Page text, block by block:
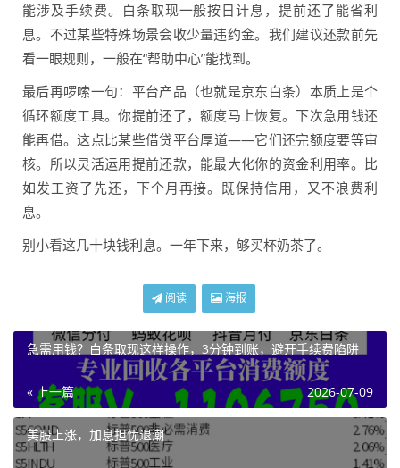
能涉及手续费。白条取现一般按日计息，提前还了能省利
息。不过某些特殊场景会收少量违约金。我们建议还款前先
看一眼规则，一般在“帮助中心”能找到。
最后再啰嗦一句：平台产品（也就是京东白条）本质上是个
循环额度工具。你提前还了，额度马上恢复。下次急用钱还
能再借。这点比某些借贷平台厚道——它们还完额度要等审
核。所以灵活运用提前还款，能最大化你的资金利用率。比
如发工资了先还，下个月再接。既保持信用，又不浪费利
息。
别小看这几十块钱利息。一年下来，够买杯奶茶了。
阅读 海报
急需用钱？白条取现这样操作，3分钟到账，避开手续费陷阱
« 上一篇 2026-07-09
美股上涨，加息担忧退潮